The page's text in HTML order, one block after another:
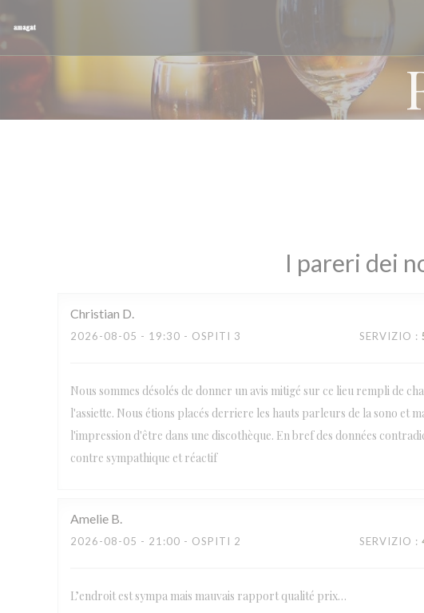
I pareri dei
Christian D
2026-08-05 - 19:30 - OSPITI 3 SERVIZIO :
Nous sommes désolés de donner un avis mitigé sur ce lieu rempli de
l'assiette. Nous étions placés derriere les hauts parleurs de la sono et
l'impression d'être dans une discothèque. En bref des données
contre sympathique et réactif
Amelie B
2026-08-05 - 21:00 - OSPITI 2 SERVIZIO :
L’endroit est sympa mais mauvais rapport qualité prix…